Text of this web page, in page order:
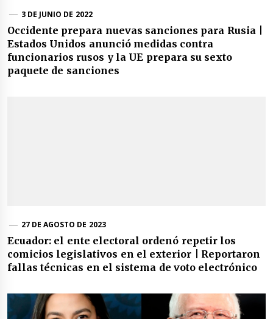
3 DE JUNIO DE 2022
Occidente prepara nuevas sanciones para Rusia |
Estados Unidos anunció medidas contra
funcionarios rusos y la UE prepara su sexto
paquete de sanciones
27 DE AGOSTO DE 2023
Ecuador: el ente electoral ordenó repetir los
comicios legislativos en el exterior | Reportaron
fallas técnicas en el sistema de voto electrónico